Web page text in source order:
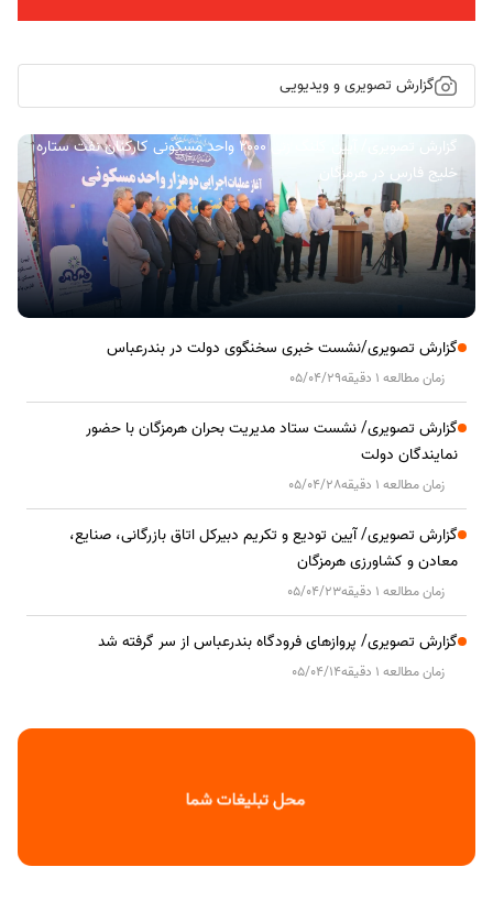
گزارش تصویری و ویدیویی
گزارش تصویری/ آیین کلنگ زنی ۲۰۰۰ واحد مسکونی کارکنان نفت ستاره
خلیج فارس در هرمزگان
گزارش تصویری/نشست خبری سخنگوی دولت در بندرعباس
زمان مطالعه 1 دقیقه 05/04/29
گزارش تصویری/ نشست ستاد مدیریت بحران هرمزگان با حضور
نمایندگان دولت
زمان مطالعه 1 دقیقه 05/04/28
گزارش تصویری/ آیین تودیع و تکریم دبیرکل اتاق بازرگانی، صنایع،
معادن و کشاورزی هرمزگان
زمان مطالعه 1 دقیقه 05/04/23
گزارش تصویری/ پروازهای فرودگاه بندرعباس از سر گرفته شد
زمان مطالعه 1 دقیقه 05/04/14